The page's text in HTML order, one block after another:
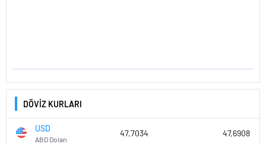
DÖVİZ KURLARI
USD
ABD Doları
47,7034 47,6908